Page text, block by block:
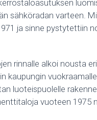
sähköradan varteen.
ja sinne pystytettiin
rinnalle alkoi nousta
kaupungin vuokraamalle
luoteispuolelle
vuoteen 1975